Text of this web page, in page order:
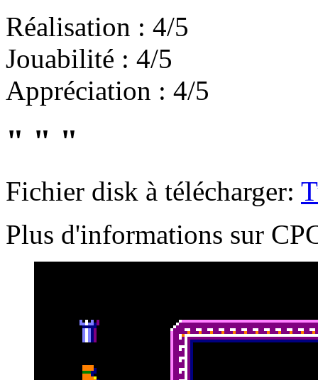
Réalisation : 4/5
Jouabilité : 4/5
Appréciation : 4/5
" " "
Fichier disk à télécharger:
Plus d'informations sur